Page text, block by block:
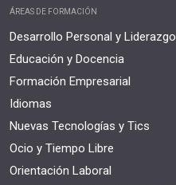
ÁREAS DE FORMACIÓN
Desarrollo Personal y Liderazgo
Educación y Docencia
Formación Empresarial
Idiomas
Nuevas Tecnologías y Tics
Ocio y Tiempo Libre
Orientación Laboral